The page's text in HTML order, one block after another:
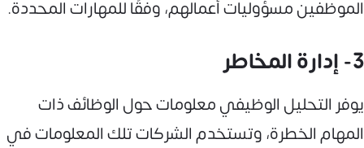
الموظفين مسؤوليات أعمالهم، وفقًا للمهارات المحددة.
3- إدارة المخاطر
يوفر التحليل الوظيفي معلومات حول الوظائف ذات
المهام الخطرة، وتستخدم الشركات تلك المعلومات في